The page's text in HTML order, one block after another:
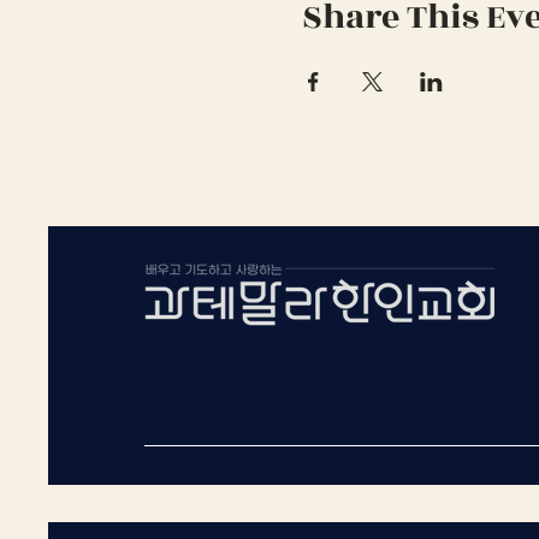
Share This